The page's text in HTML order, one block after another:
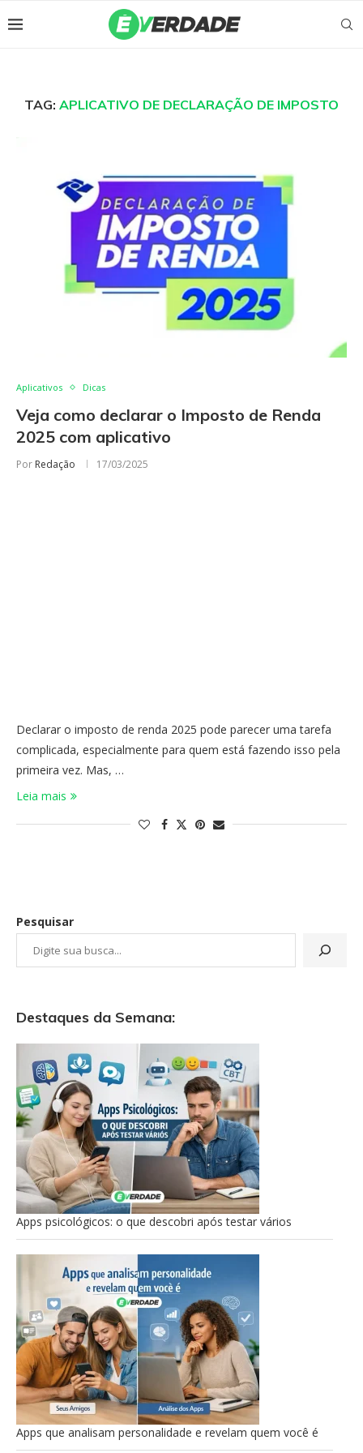
TAG: APLICATIVO DE DECLARAÇÃO DE IMPOSTO
Aplicativos Dicas
Veja como declarar o Imposto de Renda
2025 com aplicativo
Por Redação 17/03/2025
Declarar o imposto de renda 2025 pode parecer uma tarefa
complicada, especialmente para quem está fazendo isso pela
primeira vez. Mas, …
Leia mais
Pesquisar
Destaques da Semana:
Apps psicológicos: o que descobri após testar vários
Apps que analisam personalidade e revelam quem você é